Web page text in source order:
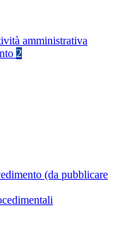
amministrativa
2
(da pubblicare